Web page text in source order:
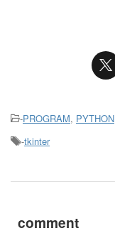
-PROGRAM, PYTHON
-tkinter
comment